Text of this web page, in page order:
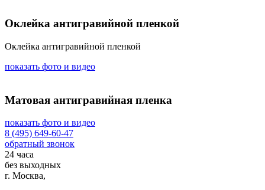
Оклейка антигравийной пленкой
Оклейка антигравийной пленкой
показать фото и видео
Матовая антигравийная пленка
показать фото и видео
8 (495) 649-60-47
обратный звонок
24 часа
без выходных
г. Москва,